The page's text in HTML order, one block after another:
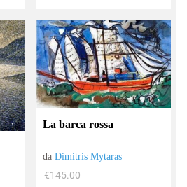
La barca rossa
daDimitris Mytaras
€145.00